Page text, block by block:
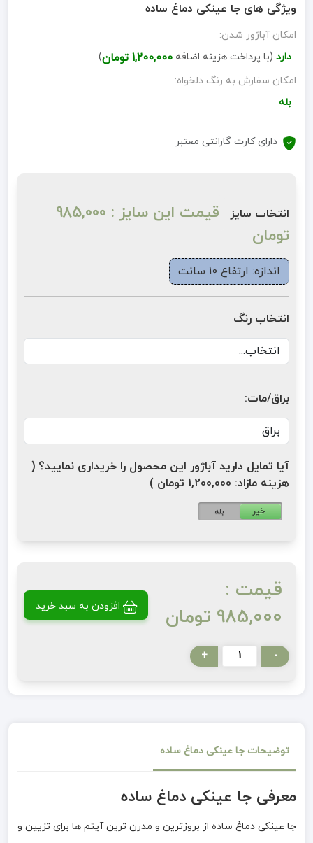
ویژگی های جا عینکی دماغ ساده
امکان آباژور شدن:
دارد (با پرداخت هزینه اضافه 1,200,000 تومان
)
امکان سفارش به رنگ دلخواه:
بله
دارای کارت گارانتی معتبر
انتخاب سایز
قیمت این سایز : 985,000
تومان
اندازه: ارتفاع 10 سانت
انتخاب رنگ
براق/مات:
آیا تمایل دارید آباژور این محصول را خریداری نمایید؟ (
هزینه مازاد: 1,200,000 تومان )
بله خیر
قیمت :
985,000 تومان
افزودن به سبد خرید
-
+
توضیحات جا عینکی دماغ ساده
معرفی جا عینکی دماغ ساده
جا عینکی دماغ ساده از بروزترین و مدرن ترین آیتم ها برای تزیین و